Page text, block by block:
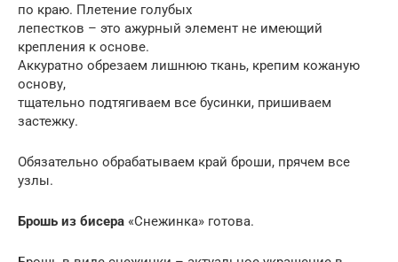
по краю. Плетение голубых
лепестков – это ажурный элемент не имеющий
крепления к основе.
Аккуратно обрезаем лишнюю ткань, крепим кожаную
основу,
тщательно подтягиваем все бусинки, пришиваем
застежку.
Обязательно обрабатываем край броши, прячем все
узлы.
Брошь из бисера «Снежинка» готова.